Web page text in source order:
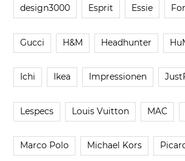
design3000 Esprit Essie
Gucci H&M Headhunter
Ichi Ikea Impressionen
Lespecs Louis Vuitton MAC
Marco Polo Michael Kors